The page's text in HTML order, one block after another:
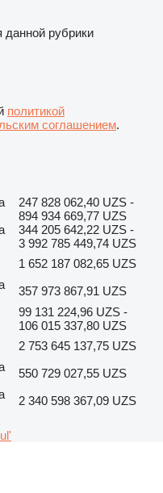
рубрики
политикой
соглашением.
247 828 062,40 UZS -
894 934 669,77 UZS
344 205 642,22 UZS -
3 992 785 449,74 UZS
1 652 187 082,65 UZS
357 973 867,91 UZS
99 131 224,96 UZS -
106 015 337,80 UZS
2 753 645 137,75 UZS
550 729 027,55 UZS
2 340 598 367,09 UZS